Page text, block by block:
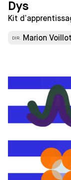
Dys
Kit
DIR. Marion Voillot